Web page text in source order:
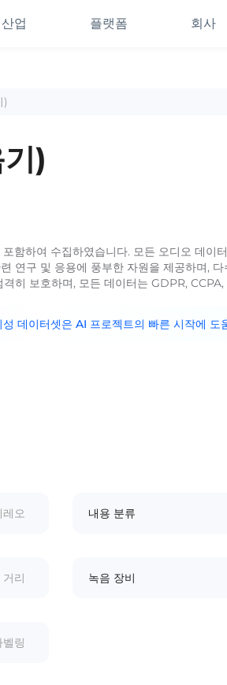
산업 플랫폼 회사
)
)
함하여 수집하였습니다. 모든 오디오 데이
연구 및 응용에 풍부한 자원을 제공하며,
히 보호하며, 모든 데이터는 GDPR,
데이터셋은 AI 프로젝트의 빠른 시작에 도
오 내용 분류
리 녹음 장비
링